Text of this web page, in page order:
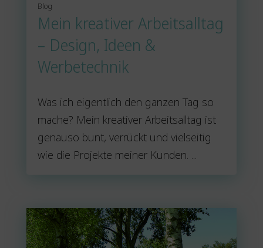
Blog
Mein kreativer Arbeitsalltag
– Design, Ideen &
Werbetechnik
Was ich eigentlich den ganzen Tag so
mache? Mein kreativer Arbeitsalltag ist
genauso bunt, verrückt und vielseitig
wie die Projekte meiner Kunden. ...